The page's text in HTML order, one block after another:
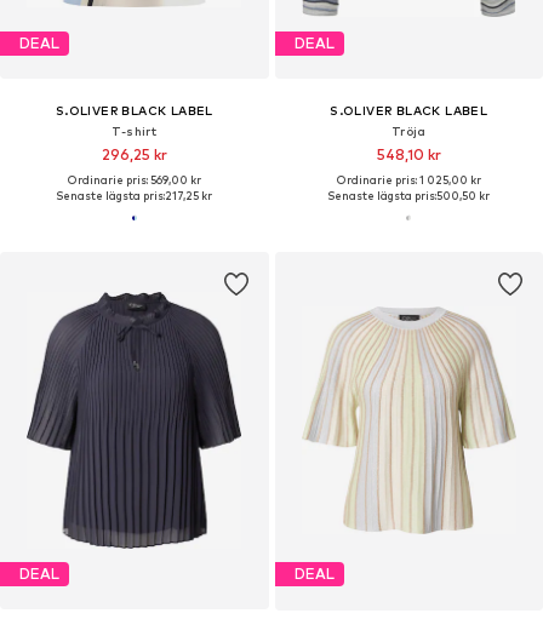
DEAL
S.OLIVER BLACK LABEL
T-shirt
296,25 kr
Ordinarie pris: 569,00 kr
Senaste lägsta pris:217,25 kr
DEAL
S.OLIVER BLACK LABEL
Tröja
548,10 kr
Ordinarie pris: 1 025,00 kr
Senaste lägsta pris:500,50 kr
DEAL DEAL